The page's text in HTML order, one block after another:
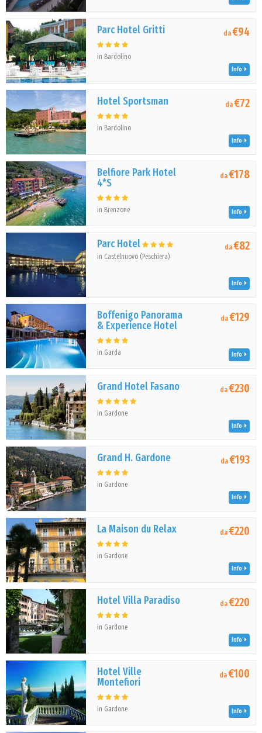
Parc Hotel Gritti
in Bardolino
da€94
Info
Hotel Sportsman
in Bardolino
da€72
Info
Belfiore Park Hotel
4*S
in Brenzone
da€178
Info
Parc Hotel
in Castelnuovo (Peschiera)
da€82
Info
Boffenigo Panorama
& Experience Hotel
in Garda
da€129
Info
Grand Hotel Fasano
in Gardone
da€230
Info
Grand H. Gardone
in Gardone
da€193
Info
La Maison du Relax
in Gardone
da€220
Info
Hotel Villa Paradiso
in Gardone
da€220
Info
Hotel Ville
Montefiori
in Gardone
da€100
Info